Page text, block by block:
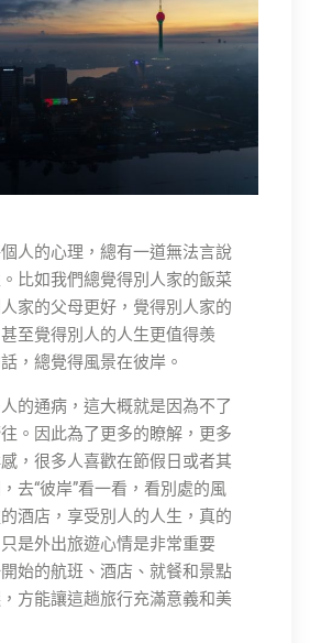
人的心理，總有一道無法言說
比如我們總覺得別人家的飯菜
家的父母更好，覺得別人家的
至覺得別人的人生更值得羡
，總覺得風景在彼岸。
的通病，這大概就是因為不了
。因此為了更多的瞭解，更多
，很多人喜歡在節假日或者其
去“彼岸”看一看，看別處的風
酒店，享受別人的人生，真的
是外出旅遊心情是非常重要
始的航班、酒店、就餐和景點
方能讓這趟旅行充滿意義和美